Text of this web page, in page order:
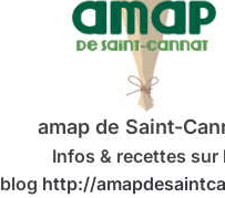
amap de Saint-
Infos & recettes sur
blog http://